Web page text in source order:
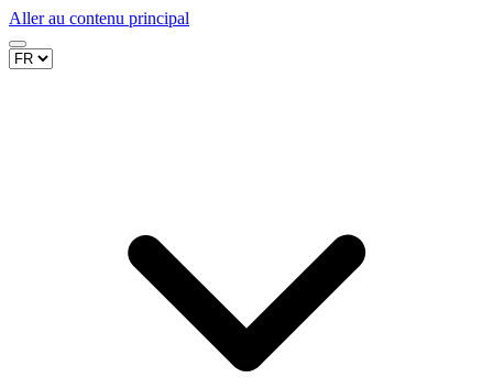
Aller au contenu principal